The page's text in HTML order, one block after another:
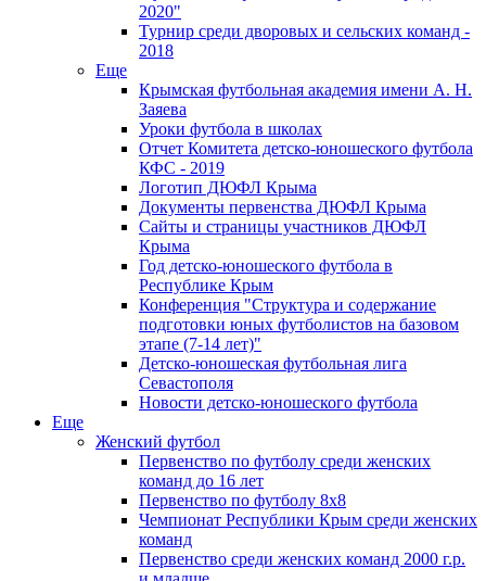
2020"
Турнир среди дворовых и сельских команд -
2018
Еще
Крымская футбольная академия имени А. Н.
Заяева
Уроки футбола в школах
Отчет Комитета детско-юношеского футбола
КФС - 2019
Логотип ДЮФЛ Крыма
Документы первенства ДЮФЛ Крыма
Сайты и страницы участников ДЮФЛ
Крыма
Год детско-юношеского футбола в
Республике Крым
Конференция "Структура и содержание
подготовки юных футболистов на базовом
этапе (7-14 лет)"
Детско-юношеская футбольная лига
Севастополя
Новости детско-юношеского футбола
Еще
Женский футбол
Первенство по футболу среди женских
команд до 16 лет
Первенство по футболу 8х8
Чемпионат Республики Крым среди женских
команд
Первенство среди женских команд 2000 г.р.